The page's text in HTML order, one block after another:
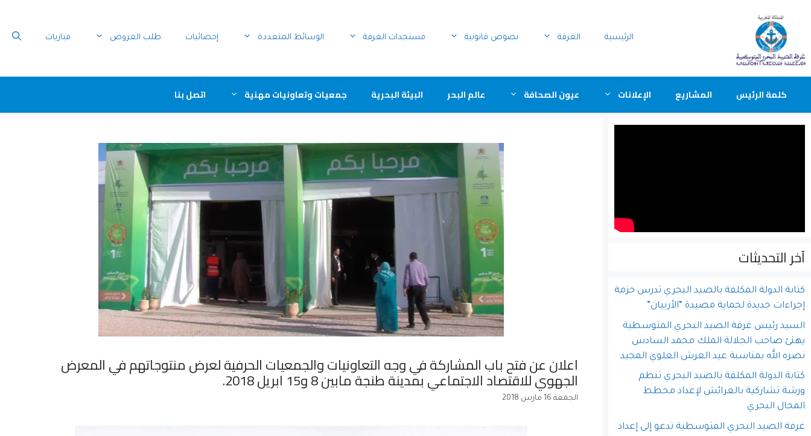
الرئيسية الغرفة نصوص قانونية مستجدات الغرفة الوسائط المتعددة إحصائيات طلب العروض مباريات
كلمة الرئيس المشاريع الإعلانات عيون الصحافة عالم البحر البيئة البحرية جمعيات وتعاونيات مهنية اتصل بنا
اعلان عن فتح باب المشاركة في وجه التعاونيات والجمعيات الحرفية لعرض منتوجاتهم في المعرض
الجهوي للاقتصاد الاجتماعي بمدينة طنجة مابين 8 و15 ابريل 2018.
الجمعة 16 مارس 2018
آخر التحديثات
كتابة الدولة المكلفة بالصيد البحري تدرس حزمة
إجراءات جديدة لحماية مصيدة “الأربيان”
السيد رئيس غرفة الصيد البحري المتوسطية
يهنئ صاحب الجلالة الملك محمد السادس
نصره الله بمناسبة عيد العرش العلوي المجيد
كتابة الدولة المكلفة بالصيد البحري تنظم
ورشة تشاركية بالعرائش لإعداد مخطط
المجال البحري
غرفة الصيد البحري المتوسطية تدعو إلى إعداد